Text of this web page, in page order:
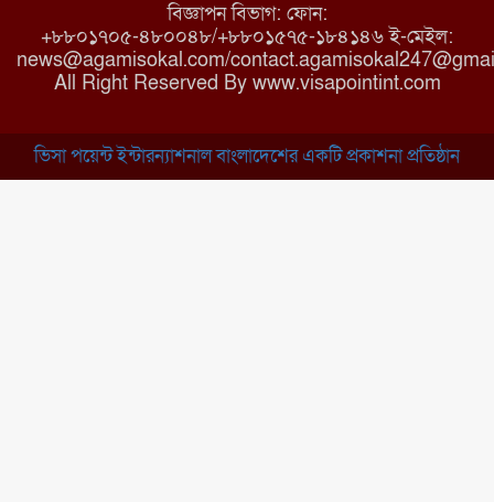
রাজবাড়ী: বালিয়াকান্দিতে কিশোরীর
ঝুলন্ত মরদেহ উদ্ধার
বিজ্ঞাপন বিভাগ: ফোন:
+৮৮০১৭০৫-৪৮০০৪৮/+৮৮০১৫৭৫-১৮৪১৪৬ ই-মেইল:
news@agamisokal.com/
All Right Reserved By www.visapointint.com
ভিসা পয়েন্ট ইন্টারন্যাশনাল বাংলাদেশের একটি প্রকাশনা প্রতিষ্ঠান